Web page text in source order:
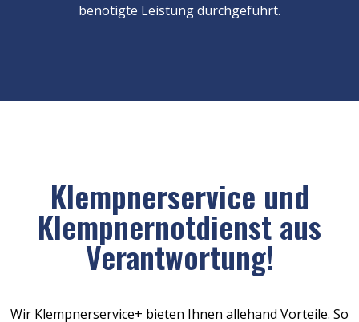
benötigte Leistung durchgeführt.
Klempnerservice und
Klempnernotdienst aus
Verantwortung!
Wir Klempnerservice+ bieten Ihnen allehand Vorteile. So